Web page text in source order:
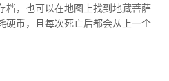
档，也可以在地图上找到地藏菩萨
硬币，且每次死亡后都会从上一个